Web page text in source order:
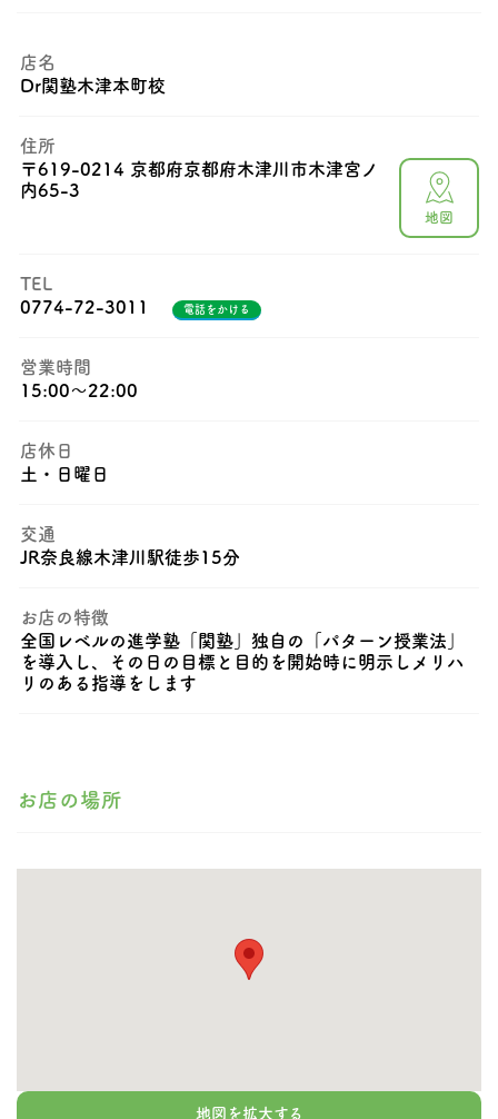
店名
Dr関塾木津本町校
住所
〒619-0214 京都府京都府木津川市木津宮ノ
内65-3
地図
TEL
0774-72-3011
電話をかける
営業時間
15:00～22:00
店休日
土・日曜日
交通
JR奈良線木津川駅徒歩15分
お店の特徴
全国レベルの進学塾「関塾」独自の「パターン授業法」
を導入し、その日の目標と目的を開始時に明示しメリハ
リのある指導をします
お店の場所
地図を拡大する